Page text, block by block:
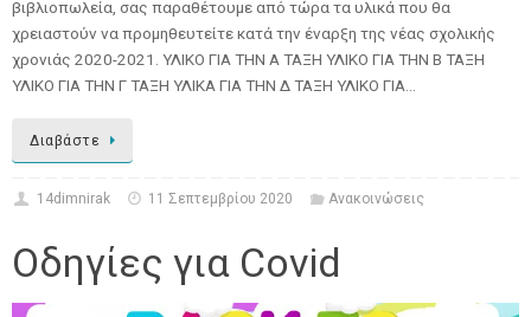
βιβλιοπωλεία, σας παραθέτουμε από τώρα τα υλικά που θα
χρειαστούν να προμηθευτείτε κατά την έναρξη της νέας σχολικής
χρονιάς 2020-2021. ΥΛΙΚΟ ΓΙΑ ΤΗΝ Α ΤΑΞΗ ΥΛΙΚΟ ΓΙΑ ΤΗΝ Β ΤΑΞΗ
ΥΛΙΚΟ ΓΙΑ ΤΗΝ Γ ΤΑΞΗ ΥΛΙΚΑ ΓΙΑ ΤΗΝ Δ ΤΑΞΗ ΥΛΙΚΟ ΓΙΑ…
Διαβάστε
14dimnirak 11 Σεπτεμβρίου 2020 Ανακοινώσεις
Οδηγίες για Covid